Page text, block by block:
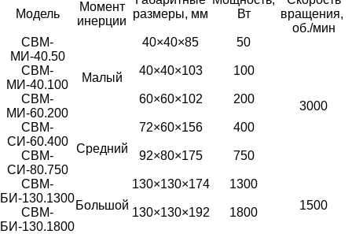
Модель
Момент
инерции
размеры, мм
Вт
вращения,
об./мин
СВМ-
МИ-40.50
Малый
40×40×85 50
3000
СВМ-
МИ-40.100
40×40×103 100
СВМ-
МИ-60.200
60×60×102 200
СВМ-
СИ-60.400
Средний
72×60×156 400
СВМ-
СИ-80.750
92×80×175 750
СВМ-
БИ-130.1300
Большой
130×130×174
1300
1500
СВМ-
БИ-130.1800
130×130×192 1800